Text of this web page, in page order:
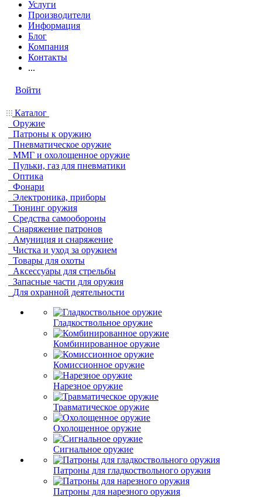
Услуги
Производители
Информация
Блог
Компания
Контакты
...
Войти
Каталог
Оружие
Патроны к оружию
Пневматическое оружие
ММГ и охолощенное оружие
Пульки, газ для пневматики
Оптика
Фонари
Электроника, приборы
Тюнинг оружия
Средства самообороны
Снаряжение патронов
Амуниция и снаряжение
Чистка и уход за оружием
Товары для охоты
Аксессуары для стрельбы
Запасные части для оружия
Для охранной деятельности
Гладкоствольное оружие
Комбинированное оружие
Комиссионное оружие
Нарезное оружие
Травматическое оружие
Охолощенное оружие
Сигнальное оружие
Патроны для гладкоствольного оружия
Патроны для нарезного оружия